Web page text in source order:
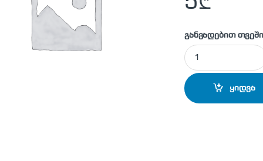
განვადებით
Scart to RCA
ყიდვა